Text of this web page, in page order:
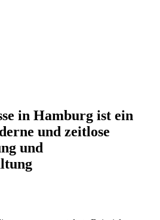
in Hamburg ist ein
und zeitlose
und